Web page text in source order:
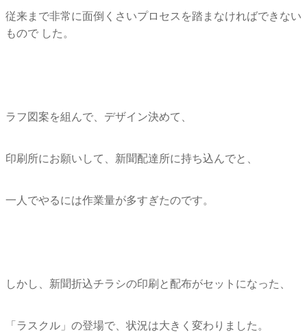
従来まで非常に面倒くさいプロセスを踏まなければできない
もので した。
ラフ図案を組んで、デザイン決めて、
印刷所にお願いして、新聞配達所に持ち込んでと、
一人でやるには作業量が多すぎたのです。
しかし、新聞折込チラシの印刷と配布がセットになった、
「ラスクル」の登場で、状況は大きく変わりました。